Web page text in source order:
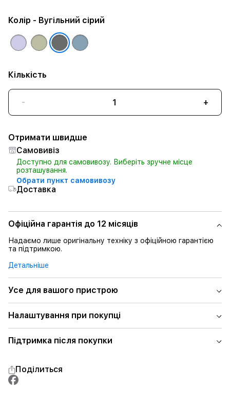
Колір - Вугільний сірий
Кількість
- +
Отримати швидше
Самовивіз
Доступно для самовивозу. Виберіть зручне місце
розташування.
Обрати пункт самовивозу
Доставка
Офіційна гарантія до 12 місяців
Надаємо лише оригінальну техніку з офіційною гарантією
та підтримкою.
Детальніше
Усе для вашого пристрою
Налаштування при покупці
Підтримка після покупки
Поділиться